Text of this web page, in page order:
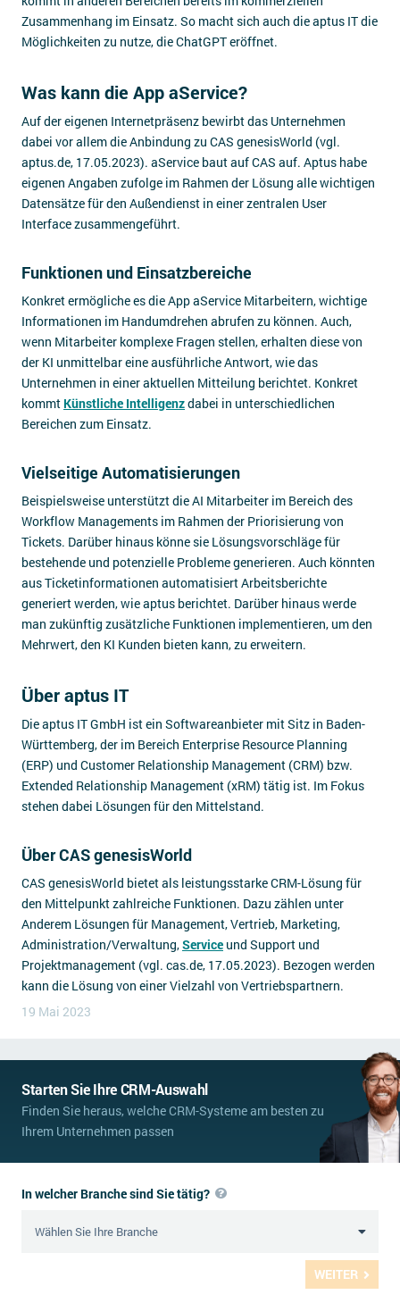
Zusammenhang im Einsatz. So macht sich auch die aptus IT die
Möglichkeiten zu nutze, die ChatGPT eröffnet.
Was kann die App aService?
Auf der eigenen Internetpräsenz bewirbt das Unternehmen
dabei vor allem die Anbindung zu CAS genesisWorld (vgl.
aptus.de, 17.05.2023). aService baut auf CAS auf. Aptus habe
eigenen Angaben zufolge im Rahmen der Lösung alle wichtigen
Datensätze für den Außendienst in einer zentralen User
Interface zusammengeführt.
Funktionen und Einsatzbereiche
Konkret ermögliche es die App aService Mitarbeitern, wichtige
Informationen im Handumdrehen abrufen zu können. Auch,
wenn Mitarbeiter komplexe Fragen stellen, erhalten diese von
der KI unmittelbar eine ausführliche Antwort, wie das
Unternehmen in einer aktuellen Mitteilung berichtet. Konkret
kommt Künstliche Intelligenzdabei in unterschiedlichen
Bereichen zum Einsatz.
Vielseitige Automatisierungen
Beispielsweise unterstützt die AI Mitarbeiter im Bereich des
Workflow Managements im Rahmen der Priorisierung von
Tickets. Darüber hinaus könne sie Lösungsvorschläge für
bestehende und potenzielle Probleme generieren. Auch könnten
aus Ticketinformationen automatisiert Arbeitsberichte
generiert werden, wie aptus berichtet. Darüber hinaus werde
man zukünftig zusätzliche Funktionen implementieren, um den
Mehrwert, den KI Kunden bieten kann, zu erweitern.
Über aptus IT
Die aptus IT GmbH ist ein Softwareanbieter mit Sitz in Baden-
Württemberg, der im Bereich Enterprise Resource Planning
(ERP) und Customer Relationship Management (CRM) bzw.
Extended Relationship Management (xRM) tätig ist. Im Fokus
stehen dabei Lösungen für den Mittelstand.
Über CAS genesisWorld
CAS genesisWorld bietet als leistungsstarke CRM-Lösung für
den Mittelpunkt zahlreiche Funktionen. Dazu zählen unter
Anderem Lösungen für Management, Vertrieb, Marketing,
Administration/Verwaltung,Service und Support und
Projektmanagement (vgl. cas.de, 17.05.2023). Bezogen werden
kann die Lösung von einer Vielzahl von Vertriebspartnern.
19 Mai 2023
Starten Sie Ihre CRM-Auswahl
Finden Sie heraus, welche CRM-Systeme am besten zu
Ihrem Unternehmen passen
WEITER
In welcher Branche sind Sie tätig?